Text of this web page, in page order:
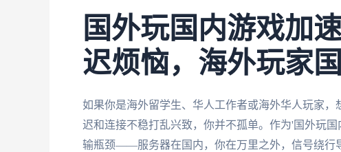
国外玩国内游戏加
迟烦恼，海外玩家
如果你是海外留学生、华人工作者或海外华人玩家
迟和连接不稳打乱兴致，你并不孤单。作为'国外玩
输瓶颈——服务器在国内，你在万里之外，信号绕行